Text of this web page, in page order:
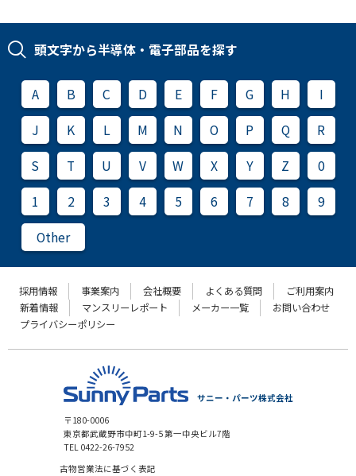
頭文字から半導体・電子部品を探す
A B C D E F G H
I
J
K L M N O P Q
R
S
T U V W X Y Z
0
1
2 3 4 5 6 7 8
9
Other
採用情報 事業案内 会社概要 よくある質問
ご利用案内
新着情報
マンスリーレポート メーカー一覧
お問い合わせ
プライバシーポリシー
サニー・パーツ株式会社
〒180-0006
東京都武蔵野市中町1-9-5 第一中央ビル7階
TEL 0422-26-7952
古物営業法に基づく表記